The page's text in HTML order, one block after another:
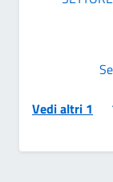
Vedi altri 1